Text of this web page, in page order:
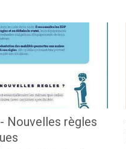
Nouvelles règles